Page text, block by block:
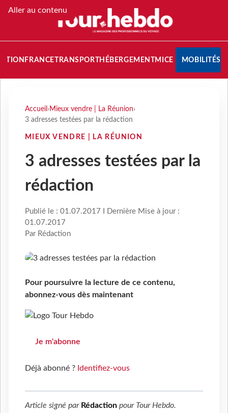
Aller au contenu
FRANCETRANSPORT HÉBERGEMENTMICE MOBILITÉS
Accueil › Mieux vendre | La Réunion›
3 adresses testées par la rédaction
MIEUX VENDRE | LA RÉUNION
3 adresses testées par la
rédaction
Publié le : 01.07.2017 I Dernière Mise à jour :
01.07.2017
Par Rédaction
Pour poursuivre la lecture de ce contenu,
abonnez-vous dès maintenant
Je m'abonne
Déjà abonné ? Identifiez-vous
Article signé par Rédaction pour Tour Hebdo.